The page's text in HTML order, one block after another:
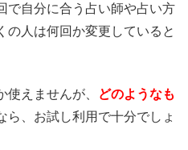
で自分に合う占い師や占い方
の人は何回か変更していると
えませんが、
どのようなも
ら、お試し利用で十分でしょ